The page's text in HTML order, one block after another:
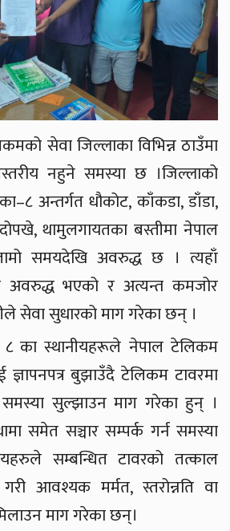
सेवा जिल्लाका विभिन्न ठाउँमा
नहुने समस्या छ ।जिल्लाको
अन्तर्गत धौकोट, काँकडा, डाँडा,
थामुलगायतका बस्तीमा नेपाल
समयदेखि अवरुद्ध छ । त्यहाँ
अवरुद्ध भएको र अत्यन्त कमजोर
सेवा सुधारको माग गरेका छन् ।
८ का स्थानीयहरूले नेपाल टेलिकम
ज्ञापनपत्र बुझाउँदै टेलिकम टावरमा
समस्या सुल्झाउन माग गरेका हुन् ।
समेत सञ्चार सम्पर्क गर्न समस्या
सम्बन्धित टावरको तत्काल
गरी आवश्यक मर्मत, स्तरोन्नति वा
माग गरेका छन्।